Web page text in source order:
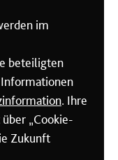
in
Sie
im
beteiligten
. Ihre
„Cookie-
Zukunft